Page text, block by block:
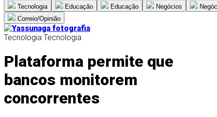
Tecnologia Educação Educação Negócios
Correio/Opinião
Tecnologia Tecnologia
Plataforma permite que
bancos monitorem
concorrentes